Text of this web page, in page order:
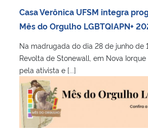
Casa Verônica UFSM integra
Mês do Orgulho LGBTQIAPN+
Na madrugada do dia 28 de junho de
Revolta de Stonewall, em Nova Iorque
pela ativista e [...]